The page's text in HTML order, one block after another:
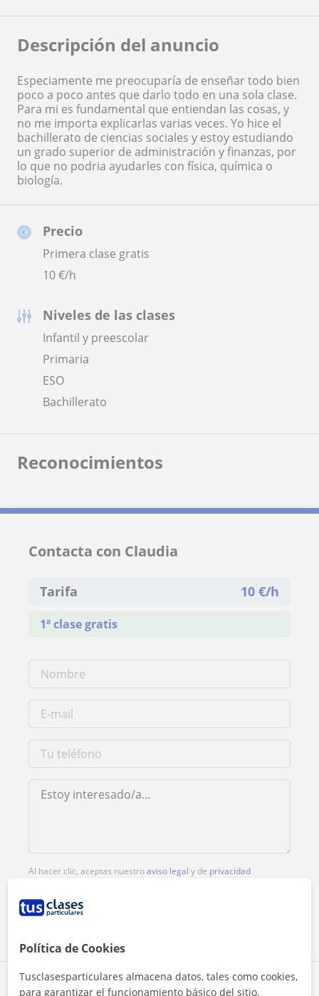
Comparte a este profesor
Precio
Primera clase gratis
10€/h
Niveles de las clases
Infantil y preescolar
Primaria
ESO
Bachillerato
Descripción del anuncio
Especiamente me preocuparía de enseñar todo bien
poco a poco antes que darlo todo en una sola clase.
Para mi es fundamental que entiendan las cosas, y
no me importa explicarlas varias veces. Yo hice el
bachillerato de ciencias sociales y estoy estudiando
un grado superior de administración y finanzas, por
lo que no podria ayudarles con física, química o
biología.
Reconocimientos
Contacta con Claudia
Tarifa 10 €/h
1ª clase gratis
Al hacer clic, aceptas nuestroaviso legal y de privacidad
Política de Cookies
Tusclasesparticulares almacena datos, tales como cookies,
para garantizar el funcionamiento básico del sitio,